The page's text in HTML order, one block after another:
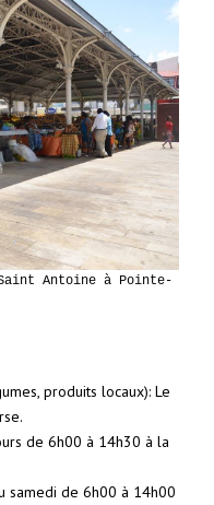
Antoine à Pointe-
produits locaux): Le
de 6h00 à 14h30 à la
samedi de 6h00 à 14h00